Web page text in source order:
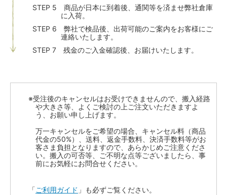
STEP 5 商品が日本に到着後、通関等を済ませ弊社倉庫
に入荷。
STEP 6 弊社で検品後、出荷可能のご案内をお客様にご
連絡いたします。
STEP 7 残金のご入金確認後、お届けいたします。
※受注後のキャンセルはお受けできませんので、搬入経路
や大きさ等、よくご検討の上ご注文いただきますよ
う、お願い申し上げます。
万一キャンセルをご希望の場合、キャンセル料（商品
代金の50%）、送料、返金手数料、決済手数料等がお
客さま負担となりますので、あらかじめご注意くださ
い。搬入の可否等、ご不明な点等ございましたら、事
前にお気軽にお問合せください。
「ご利用ガイド 」も必ずご覧ください。